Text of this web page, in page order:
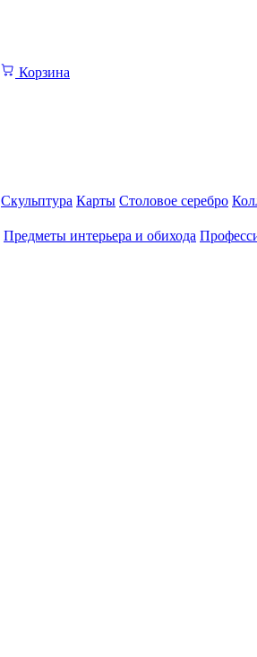
Корзина
Скульптура Карты Столовое серебро
Предметы интерьера и обихода